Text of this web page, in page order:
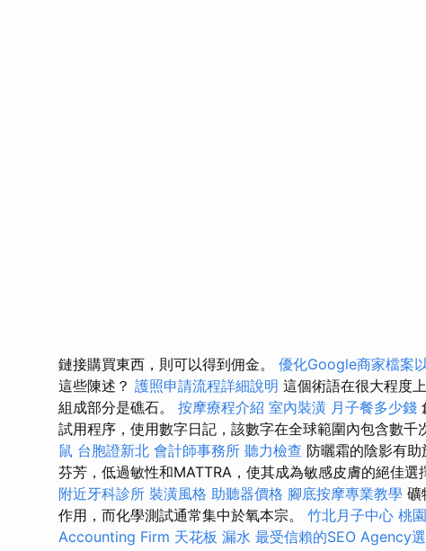
鏈接購買東西，則可以得到佣金。 優化Google商家檔案
這些陳述？ 護照申請流程詳細說明 這個術語在很大程度
組成部分是礁石。 按摩療程介紹 室內裝潢 月子餐多少錢
試用程序，使用數字日記，該數字在全球範圍內包含數千
鼠 台胞證新北 會計師事務所 聽力檢查 防曬霜的陰影有助
芬芳，低過敏性和MATTRA，使其成為敏感皮膚的絕佳選
附近牙科診所 裝潢風格 助聽器價格 腳底按摩專業教學 礦
作用，而化學測試通常集中於氧本宗。 竹北月子中心 桃
Accounting Firm 天花板 漏水 最受信賴的SEO Agency